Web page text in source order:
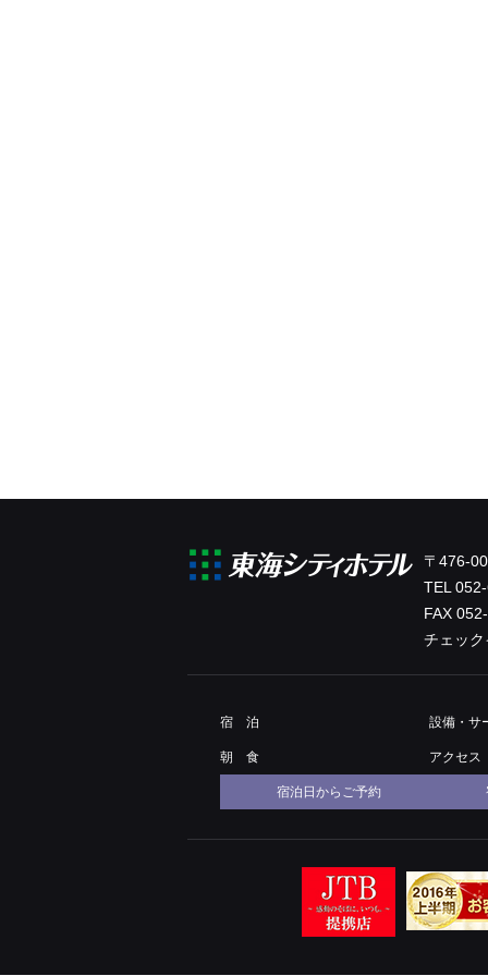
〒476-
TEL
FAX
チェッ
宿 泊 設備・サ
朝 食 アクセス
宿泊日からご予約